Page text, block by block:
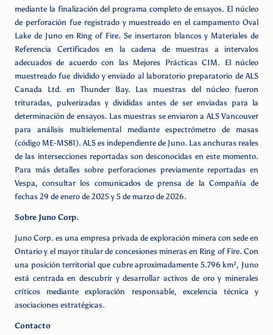
mediante la finalización del programa completo de ensayos. El núcleo
de perforación fue registrado y muestreado en el campamento Oval
Lake de Juno en Ring of Fire. Se insertaron blancos y Materiales de
Referencia Certificados en la cadena de muestras a intervalos
adecuados de acuerdo con las Mejores Prácticas CIM. El núcleo
muestreado fue dividido y enviado al laboratorio preparatorio de ALS
Canada Ltd. en Thunder Bay. Las muestras del núcleo fueron
trituradas, pulverizadas y divididas antes de ser enviadas para la
determinación de ensayos. Las muestras se enviaron a ALS Vancouver
para análisis multielemental mediante espectrómetro de masas
(código ME-MS81). ALS es independiente de Juno. Las anchuras reales
de las intersecciones reportadas son desconocidas en este momento.
Para más detalles sobre perforaciones previamente reportadas en
Vespa, consultar los comunicados de prensa de la Compañía de
fechas 29 de enero de 2025 y 5 de marzo de 2026.
Sobre Juno Corp.
Juno Corp. es una empresa privada de exploración minera con sede en
Ontario y el mayor titular de concesiones mineras en Ring of Fire. Con
una posición territorial que cubre aproximadamente 5.796 km², Juno
está centrada en descubrir y desarrollar activos de oro y minerales
críticos mediante exploración responsable, excelencia técnica y
asociaciones estratégicas.
Contacto